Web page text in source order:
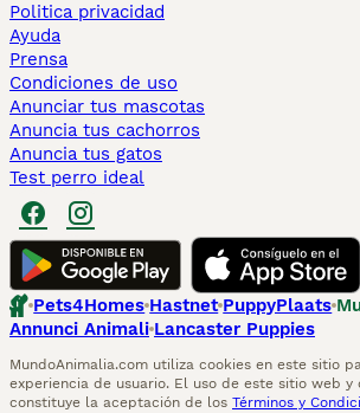
Politica privacidad
Ayuda
Prensa
Condiciones de uso
Anunciar tus mascotas
Anuncia tus cachorros
Anuncia tus gatos
Test perro ideal
Pets4Homes Hastnet PuppyPlaats
Annunci Animali Lancaster Puppies
MundoAnimalia.com utiliza cookies en este sitio
experiencia de usuario. El uso de este sitio web y
constituye la aceptación de los Términos y